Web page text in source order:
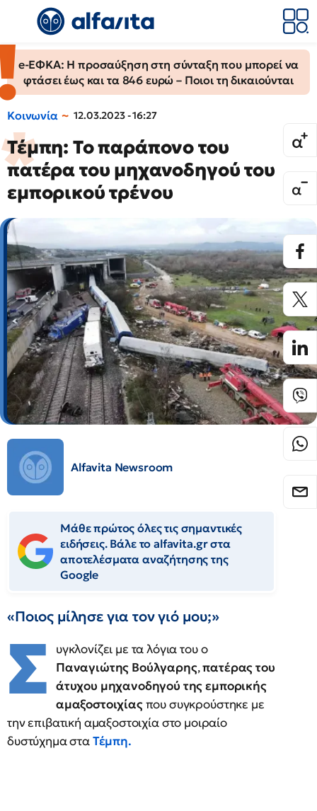
e-ΕΦΚΑ: Η προσαύξηση στη σύνταξη που μπορεί να
φτάσει έως και τα 846 ευρώ – Ποιοι τη δικαιούνται
Κοινωνία 12.03.2023 - 16:27
Τέμπη: Το παράπονο του
πατέρα του μηχανοδηγού του
εμπορικού τρένου
Alfavita Newsroom
Μάθε πρώτος όλες τις σημαντικές
ειδήσεις. Βάλε το alfavita.gr στα
αποτελέσματα αναζήτησης της
Google
«Ποιος μίλησε για τον γιό μου;»
Σ
υγκλονίζει με τα λόγια του ο
Παναγιώτης Βούλγαρης,πατέρας του
άτυχου μηχανοδηγού της εμπορικής
αμαξοστοιχίαςπου συγκρούστηκε με
την επιβατική αμαξοστοιχία στο μοιραίο
δυστύχημα σταΤέμπη.